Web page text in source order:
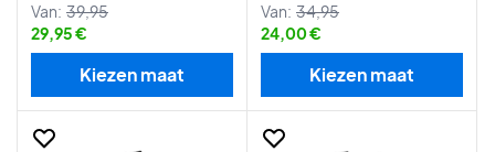
Van: 39,95
29,95 €
Kiezen maat
Van: 34,95
24,00 €
Kiezen maat